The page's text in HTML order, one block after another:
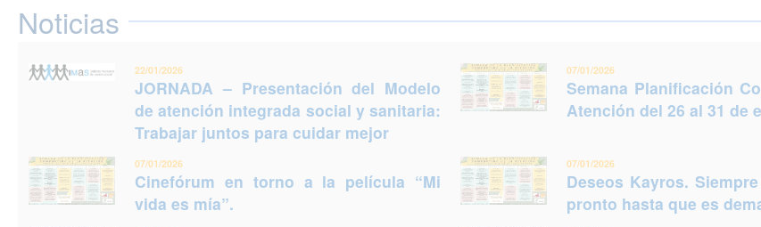
Noticias
22/01/2026
JORNADA – Presentación del Modelo
de atención integrada social y sanitaria:
Trabajar juntos para cuidar mejor
07/01/2026
Semana Planificación
Atención del 26 al 31 de
07/01/2026
Cinefórum en torno a la película “Mi
vida es mía”.
07/01/2026
Deseos Kayros.
pronto hasta que es